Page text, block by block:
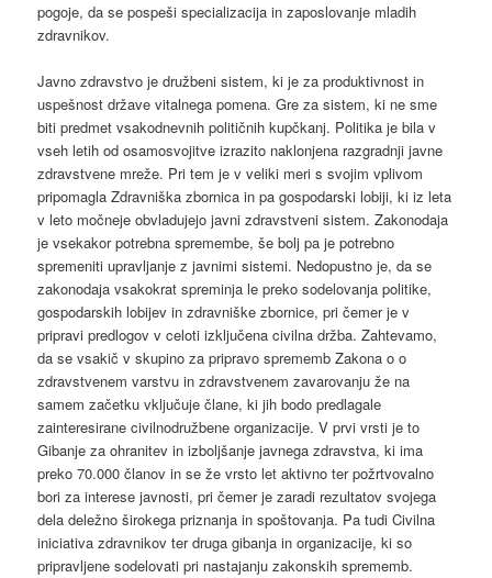
pogoje, da se pospeši specializacija in zaposlovanje mladih
zdravnikov.
Javno zdravstvo je družbeni sistem, ki je za produktivnost in
uspešnost države vitalnega pomena. Gre za sistem, ki ne sme
biti predmet vsakodnevnih političnih kupčkanj. Politika je bila v
vseh letih od osamosvojitve izrazito naklonjena razgradnji javne
zdravstvene mreže. Pri tem je v veliki meri s svojim vplivom
pripomagla Zdravniška zbornica in pa gospodarski lobiji, ki iz leta
v leto močneje obvladujejo javni zdravstveni sistem. Zakonodaja
je vsekakor potrebna spremembe, še bolj pa je potrebno
spremeniti upravljanje z javnimi sistemi. Nedopustno je, da se
zakonodaja vsakokrat spreminja le preko sodelovanja politike,
gospodarskih lobijev in zdravniške zbornice, pri čemer je v
pripravi predlogov v celoti izključena civilna držba. Zahtevamo,
da se vsakič v skupino za pripravo sprememb Zakona o o
zdravstvenem varstvu in zdravstvenem zavarovanju že na
samem začetku vključuje člane, ki jih bodo predlagale
zainteresirane civilnodružbene organizacije. V prvi vrsti je to
Gibanje za ohranitev in izboljšanje javnega zdravstva, ki ima
preko 70.000 članov in se že vrsto let aktivno ter požrtvovalno
bori za interese javnosti, pri čemer je zaradi rezultatov svojega
dela deležno širokega priznanja in spoštovanja. Pa tudi Civilna
iniciativa zdravnikov ter druga gibanja in organizacije, ki so
pripravljene sodelovati pri nastajanju zakonskih sprememb.